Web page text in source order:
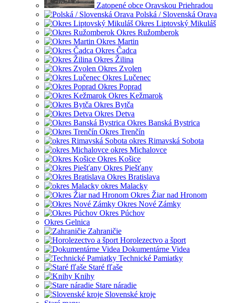
Zatopené obce Oravskou Priehradou
Polská / Slovenská Orava
Okres Liptovský Mikuláš
Okres Ružomberok
Okres Martin
Okres Čadca
Okres Žilina
Okres Zvolen
Okres Lučenec
Okres Poprad
Okres Kežmarok
Okres Bytča
Okres Detva
Okres Banská Bystrica
Okres Trenčín
okres Rimavská Sobota
okres Michalovce
Okres Košice
Okres Piešťany
Okres Bratislava
okres Malacky
Okres Žiar nad Hronom
Okres Nové Zámky
Okres Púchov
Okres Gelnica
Zahraničie
Horolezectvo a šport
Dokumentárne Videa
Technické Pamiatky
Staré fľaše
Knihy
Stare náradie
Slovenské kroje